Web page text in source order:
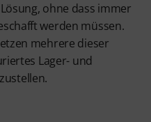
ohne dass immer
werden müssen.
mehrere dieser
Lager- und